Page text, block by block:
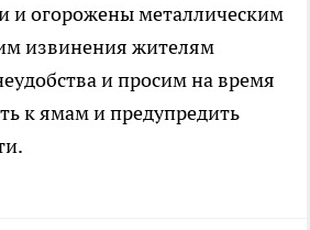
и огорожены металлическим
извинения жителям
и просим на время
к ямам и предупредить